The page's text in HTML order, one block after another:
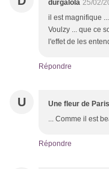
durgalola 25/02/
il est magnifique
Voulzy ... que ce
l'effet de les
Répondre
U Une fleur de Paris
... Comme il est
Répondre